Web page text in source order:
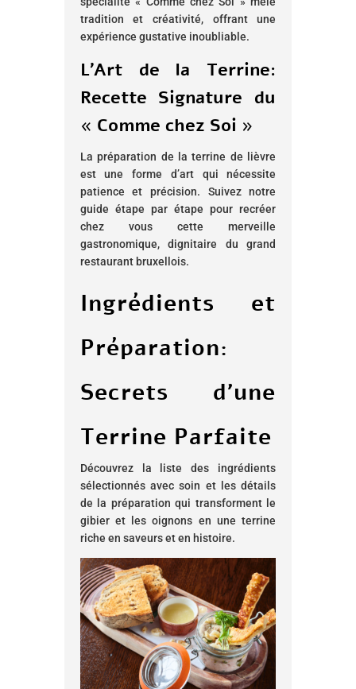
tradition et créativité, offrant une
expérience gustative inoubliable.
L’Art de la Terrine:
Recette Signature du
« Comme chez Soi »
La préparation de la terrine de lièvre
est une forme d’art qui nécessite
patience et précision. Suivez notre
guide étape par étape pour recréer
chez vous cette merveille
gastronomique, dignitaire du grand
restaurant bruxellois.
Ingrédients et
Préparation:
Secrets d’une
Terrine Parfaite
Découvrez la liste des ingrédients
sélectionnés avec soin et les détails
de la préparation qui transforment le
gibier et les oignons en une terrine
riche en saveurs et en histoire.